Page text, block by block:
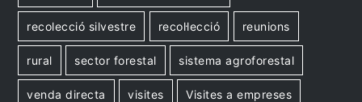
recolecció silvestre recol·lecció reunions
rural sector forestal sistema agroforestal
venda directa visites Visites a empreses